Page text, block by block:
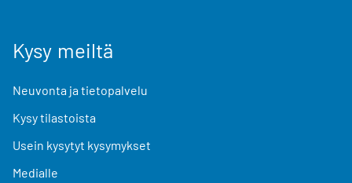
Kysy meiltä
Neuvonta ja tietopalvelu
Kysy tilastoista
Usein kysytyt kysymykset
Medialle